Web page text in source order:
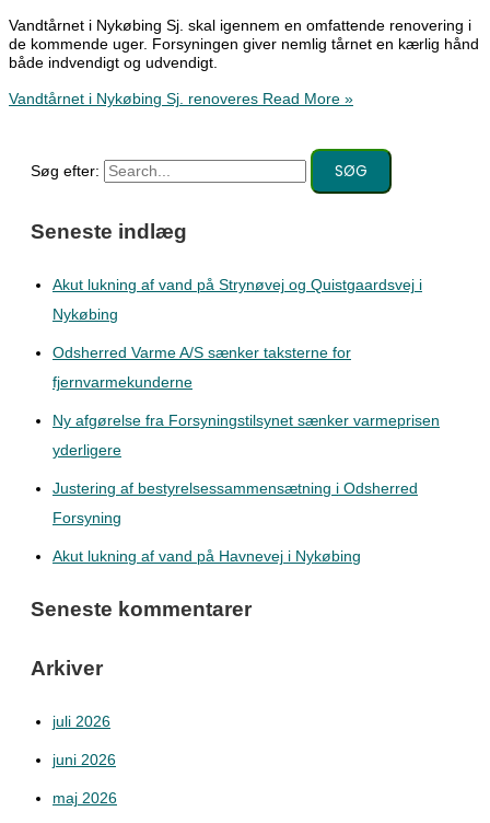
Vandtårnet i Nykøbing Sj. skal igennem en omfattende renovering i
de kommende uger. Forsyningen giver nemlig tårnet en kærlig hånd
både indvendigt og udvendigt.
Vandtårnet i Nykøbing Sj. renoveres Read More »
Søg efter:
Seneste indlæg
Akut lukning af vand på Strynøvej og Quistgaardsvej i
Nykøbing
Odsherred Varme A/S sænker taksterne for
fjernvarmekunderne
Ny afgørelse fra Forsyningstilsynet sænker varmeprisen
yderligere
Justering af bestyrelsessammensætning i Odsherred
Forsyning
Akut lukning af vand på Havnevej i Nykøbing
Seneste kommentarer
Arkiver
juli 2026
juni 2026
maj 2026